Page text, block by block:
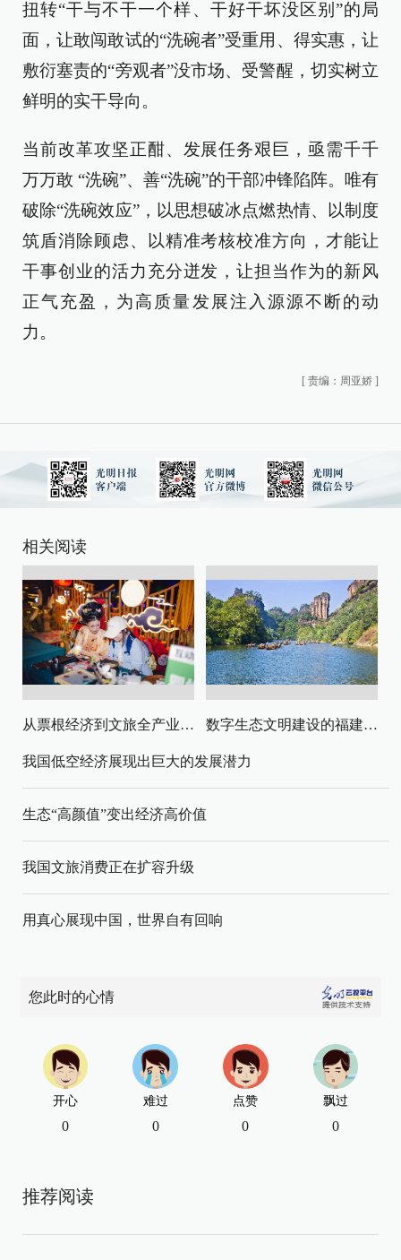
扭转“干与不干一个样、干好干坏没区别”的局
面，让敢闯敢试的“洗碗者”受重用、得实惠，让
敷衍塞责的“旁观者”没市场、受警醒，切实树立
鲜明的实干导向。
当前改革攻坚正酣、发展任务艰巨，亟需千千
万万敢 “洗碗”、善“洗碗”的干部冲锋陷阵。唯有
破除“洗碗效应”，以思想破冰点燃热情、以制度
筑盾消除顾虑、以精准考核校准方向，才能让
干事创业的活力充分迸发，让担当作为的新风
正气充盈，为高质量发展注入源源不断的动
力。
[ 责编：周亚娇 ]
相关阅读
从票根经济到文旅全产业链升级 数字生态文明建设的福建路径与启示
我国低空经济展现出巨大的发展潜力
生态“高颜值”变出经济高价值
我国文旅消费正在扩容升级
用真心展现中国，世界自有回响
您此时的心情
开心
0
难过
0
点赞
0
飘过
0
推荐阅读